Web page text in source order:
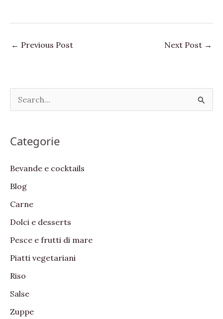
← Previous Post Next Post →
e
r
f
o
r
:
Categorie
Bevande e cocktails
Blog
Carne
Dolci e desserts
Pesce e frutti di mare
Piatti vegetariani
Riso
Salse
Zuppe